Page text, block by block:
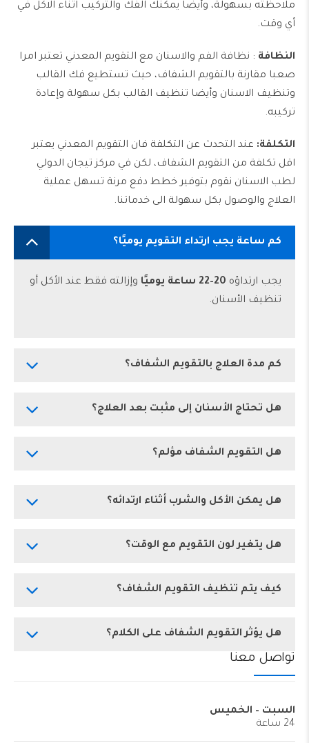
ملاحظته بسهولة، وأيضا يمكنك الفك والتركيب اثناء الاكل في
أي وقت.
النظافة : نظافة الفم والاسنان مع التقويم المعدني تعتبر امرا
صعبا مقارنة بالتقويم الشفاف، حيث تستطيع فك القالب
وتنظيف الاسنان وأيضا تنظيف القالب بكل سهولة وإعادة
تركيبه.
التكلفة: عند التحدث عن التكلفة فان التقويم المعدني يعتبر
اقل تكلفة من التقويم الشفاف، لكن في مركز تيجان الدولي
لطب الاسنان نقوم بتوفير خطط دفع مرنة تسهل عملية
العلاج والوصول بكل سهولة الى خدماتنا.
كم ساعة يجب ارتداء التقويم يوميًا؟
يجب ارتداؤه 20–22 ساعة يوميًا
وإزالته فقط عند الأكل أو
تنظيف الأسنان.
كم مدة العلاج بالتقويم الشفاف؟
هل تحتاج الأسنان إلى مثبت بعد العلاج؟
هل التقويم الشفاف مؤلم؟
هل يمكن الأكل والشرب أثناء ارتدائه؟
هل يتغير لون التقويم مع الوقت؟
كيف يتم تنظيف التقويم الشفاف؟
هل يؤثر التقويم الشفاف على الكلام؟
تواصل معنا
السبت – الخميس
24 ساعة